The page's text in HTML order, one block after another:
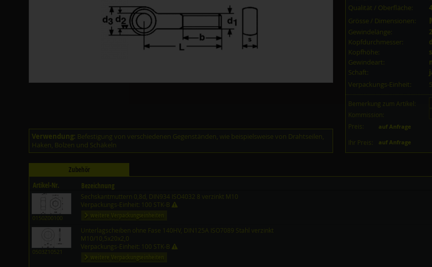
Verwendung: Befestigung von verschiedenen Gegenständen, wie beispielsweise von Drahtseilen,
Haken, Bolzen und Schäkeln
Qualität / Oberfläche:
Grösse / Dimensionen:
Gewindelänge:
Kopfdurchmesser:
Kopfhöhe:
Gewindeart:
Schaft:
Verpackungs-Einheit:
Bemerkung zum Artikel:
Kommission:
Preis:
auf Anfrage
Ihr Preis: auf Anfrage
Zubehör
Artikel-Nr.
Bezeichnung
0150Z00100
Sechskantmuttern 0,8d, DIN934 ISO4032 8 verzinkt M10
Verpackungs-Einheit: 100 STK-B
weitere Verpackungseinheiten
0503Z10521
Unterlagscheiben ohne Fase 140HV, DIN125A ISO7089 Stahl verzinkt
M10/10,5x20x2,0
Verpackungs-Einheit: 100 STK-B
weitere Verpackungseinheiten